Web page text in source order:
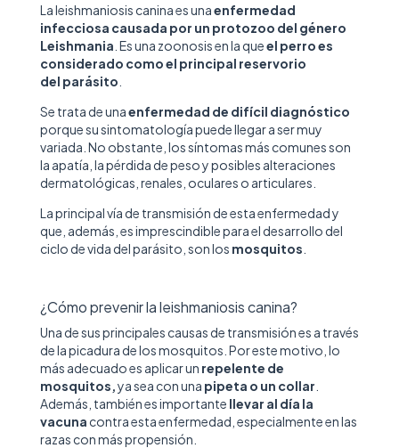
La leishmaniosis canina es unaenfermedad
infecciosa causada por un protozoo del género
Leishmania . Es una zoonosis en la queel perro es
considerado como el principal reservorio
del parásito
Se trata de unaenfermedad de difícil diagnóstico
porque su sintomatología puede llegar a ser muy
variada. No obstante, los síntomas más comunes son
la apatía, la pérdida de peso y posibles alteraciones
dermatológicas, renales, oculares o articulares.
La principal vía de transmisión de esta enfermedad y
que, además, es imprescindible para el desarrollo del
ciclo de vida del parásito, son los mosquitos
¿Cómo prevenir la leishmaniosis canina?
Una de sus principales causas de transmisión es a través
de la picadura de los mosquitos. Por este motivo, lo
más adecuado es aplicar un repelente de
mosquitos,ya sea con una pipeta o un collar
Además, también es importante llevar al día la
vacuna contra esta enfermedad, especialmente en las
razas con más propensión.